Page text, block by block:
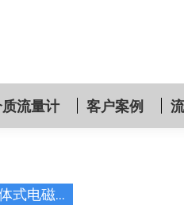
流量计 客户案例
式电磁…